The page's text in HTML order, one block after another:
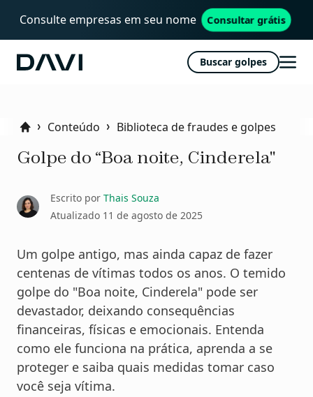
Consulte empresas em seu nome Consultar grátis
Davi Buscar golpes
Abrir
HomeConteúdo Biblioteca de fraudes e golpes
Golpe do “Boa noite, Cinderela"
Escrito por Thais Souza
Atualizado 11 de agosto de 2025
Um golpe antigo, mas ainda capaz de fazer
centenas de vítimas todos os anos. O temido
golpe do "Boa noite, Cinderela" pode ser
devastador, deixando consequências
financeiras, físicas e emocionais. Entenda
como ele funciona na prática, aprenda a se
proteger e saiba quais medidas tomar caso
você seja vítima.